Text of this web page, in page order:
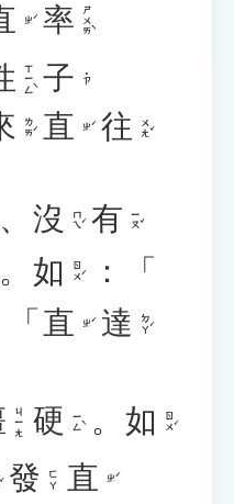
ㄓˊ 率 ㄕㄨㄞˋ
ㄒㄧㄥˋ 子 ˙ㄗ
ㄌㄞˊ 直 ㄓˊ 往 ㄨㄤˇ
、 沒 ㄇㄟˊ 有 ㄧㄡˇ
。 如 ㄖㄨˊ
：「
直 ㄓˊ 達 ㄉㄚˊ
ㄐㄧㄤ 硬 ㄧㄥˋ 。 如 ㄖㄨˊ
發 ㄈㄚ 直 ㄓˊ